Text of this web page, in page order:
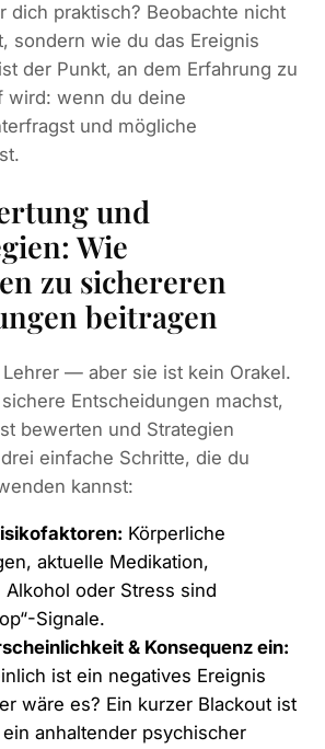
dich praktisch? Beobachte nicht
sondern wie du das Ereignis
der Punkt, an dem Erfahrung zu
wird: wenn du deine
und mögliche
und
Wie
zu sichereren
beitragen
— aber sie ist kein Orakel.
Entscheidungen machst,
bewerten und Strategien
einfache Schritte, die du
kannst:
Körperliche
aktuelle Medikation,
Alkohol oder Stress sind
Signale.
& Konsequenz ein:
ist ein negatives Ereignis
wäre es? Ein kurzer Blackout ist
anhaltender psychischer